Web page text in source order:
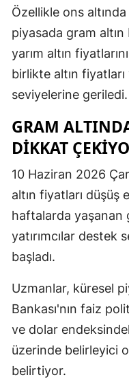
Özellikle ons
piyasada gram
yarım altın
birlikte altın fiyatları
seviyelerine geriledi.
GRAM
DIKKAT
10 Haziran 2026
altın fiyatları düşüş
haftalarda yaşanan
yatırımcılar destek
başladı.
Uzmanlar, küresel
Bankası'nın faiz
ve dolar
üzerinde belirleyici
belirtiyor.